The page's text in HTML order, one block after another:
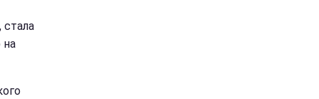
стала
на